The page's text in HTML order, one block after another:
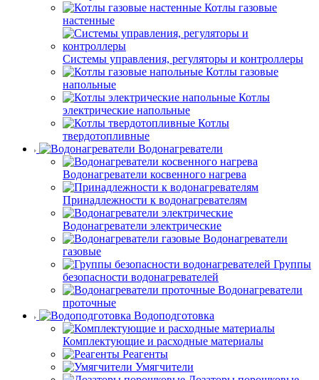
Котлы газовые
настенные
Системы управления, регуляторы и контроллеры
Котлы газовые
напольные
Котлы
электрические напольные
Котлы
твердотопливные
Водонагреватели
Водонагреватели косвенного нагрева
Принадлежности к водонагревателям
Водонагреватели электрические
Водонагреватели
газовые
Группы
безопасности водонагревателей
Водонагреватели
проточные
Водоподготовка
Комплектующие и расходные материалы
Реагенты
Умягчители